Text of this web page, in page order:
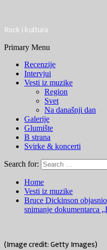
Rock i kultura
Primary Menu
Recenzije
Intervjui
Vesti iz muzike
Region
Svet
Na današnji dan
Galerije
Glumište
B strana
Svirke & koncerti
Search for:
Home
Vesti iz muzike
Bruce Dickinson
snimanje dokumentarca
(Image credit: Getty Images)